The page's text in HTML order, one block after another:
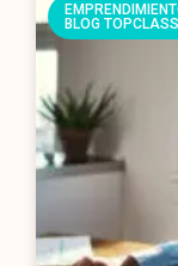
BLOG TOPCLASS